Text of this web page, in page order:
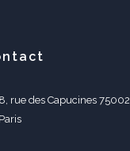
8, rue des Capucines 75002
Paris